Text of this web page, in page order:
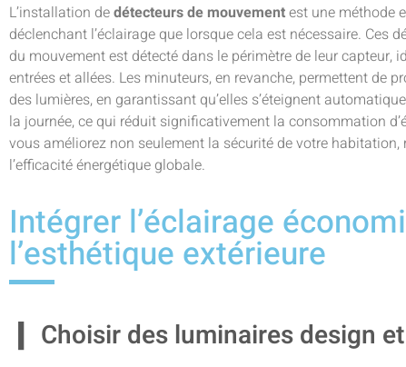
L’installation dedétecteurs de mouvementest une méthode
déclenchant l’éclairage que lorsque cela est nécessaire. Ces
du mouvement est détecté dans le périmètre de leur capteur,
entrées et allées. Les minuteurs, en revanche, permettent de
des lumières, en garantissant qu’elles s’éteignent
la journée, ce qui réduit significativement la consommation
vous améliorez non seulement la sécurité de votre
l’efficacité énergétique globale.
Intégrer l’éclairage
l’esthétique extérieure
Choisir des luminaires design